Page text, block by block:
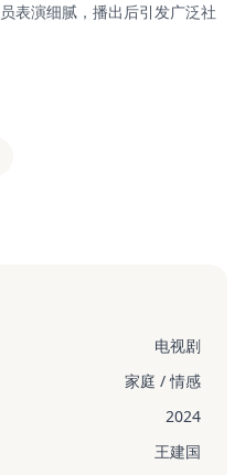
表演细腻，播出后引发广泛社
电视剧
家庭 / 情感
2024
王建国